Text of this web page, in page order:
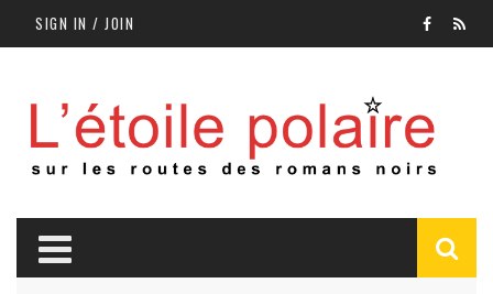
SIGN IN / JOIN